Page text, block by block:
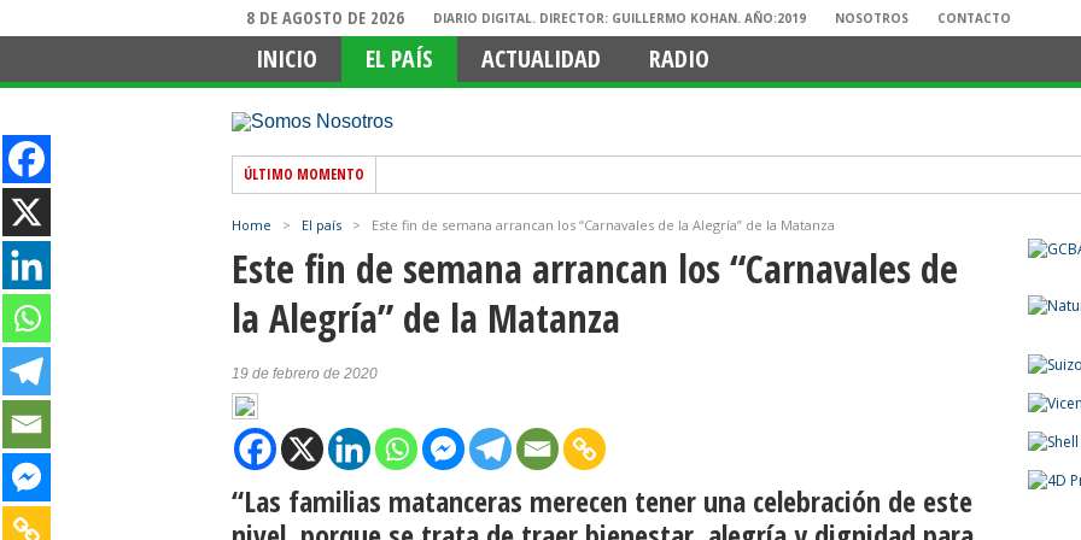
8 DE AGOSTO DE 2026 DIARIO DIGITAL. DIRECTOR: GUILLERMO KOHAN. AÑO:2019 NOSOTROS CONTACTO
INICIO EL PAÍS ACTUALIDAD RADIO
ÚLTIMO MOMENTO
Home > El país > Este fin de semana arrancan los “Carnavales de la Alegría” de la Matanza
Este fin de semana arrancan los “Carnavales de
la Alegría” de la Matanza
19 de febrero de 2020
“Las familias matanceras merecen tener una celebración de este